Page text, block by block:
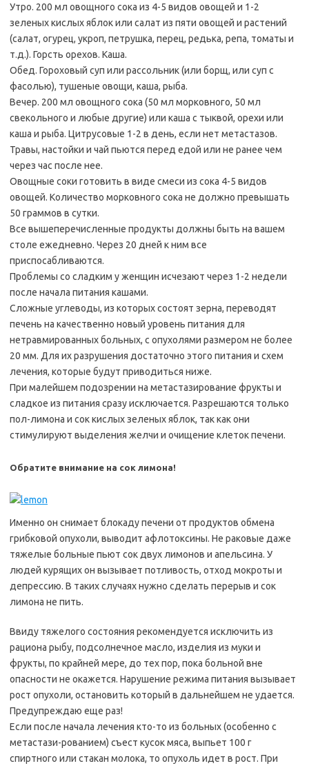
Утро. 200 мл овощного сока из 4-5 видов овощей и 1-2
зеленых кислых яблок или салат из пяти овощей и растений
(салат, огурец, укроп, петрушка, перец, редька, репа, томаты и
т.д.). Горсть орехов. Каша.
Обед. Гороховый суп или рассольник (или борщ, или суп с
фасолью), тушеные овощи, каша, рыба.
Вечер. 200 мл овощного сока (50 мл морковного, 50 мл
свекольного и любые другие) или каша с тыквой, орехи или
каша и рыба. Цитрусовые 1-2 в день, если нет метастазов.
Травы, настойки и чай пьются перед едой или не ранее чем
через час после нее.
Овощные соки готовить в виде смеси из сока 4-5 видов
овощей. Количество морковного сока не должно превышать
50 граммов в сутки.
Все вышеперечисленные продукты должны быть на вашем
столе ежедневно. Через 20 дней к ним все
приспосабливаются.
Проблемы со сладким у женщин исчезают через 1-2 недели
после начала питания кашами.
Сложные углеводы, из которых состоят зерна, переводят
печень на качественно новый уровень питания для
нетравмированных больных, с опухолями размером не более
20 мм. Для их разрушения достаточно этого питания и схем
лечения, которые будут приводиться ниже.
При малейшем подозрении на метастазирование фрукты и
сладкое из питания сразу исключается. Разрешаются только
пол-лимона и сок кислых зеленых яблок, так как они
стимулируют выделения желчи и очищение клеток печени.
Обратите внимание на сок лимона!
Именно он снимает блокаду печени от продуктов обмена
грибковой опухоли, выводит афлотоксины. Не раковые даже
тяжелые больные пьют сок двух лимонов и апельсина. У
людей курящих он вызывает потливость, отход мокроты и
депрессию. В таких случаях нужно сделать перерыв и сок
лимона не пить.
Ввиду тяжелого состояния рекомендуется исключить из
рациона рыбу, подсолнечное масло, изделия из муки и
фрукты, по крайней мере, до тех пор, пока больной вне
опасности не окажется. Нарушение режима питания вызывает
рост опухоли, остановить который в дальнейшем не удается.
Предупреждаю еще раз!
Если после начала лечения кто-то из больных (особенно с
метастази-рованием) съест кусок мяса, выпьет 100 г
спиртного или стакан молока, то опухоль идет в рост. При